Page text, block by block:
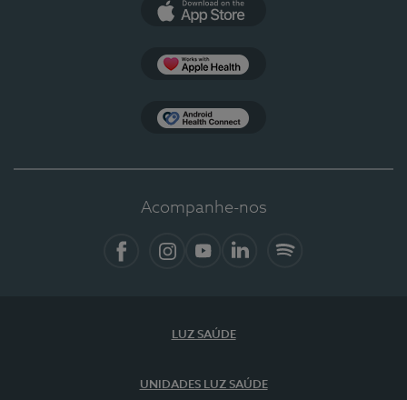
Acompanhe-nos
LUZ SAÚDE
UNIDADES LUZ SAÚDE